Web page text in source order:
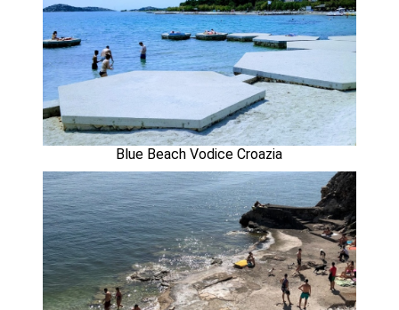
Blue Beach Vodice Croazia